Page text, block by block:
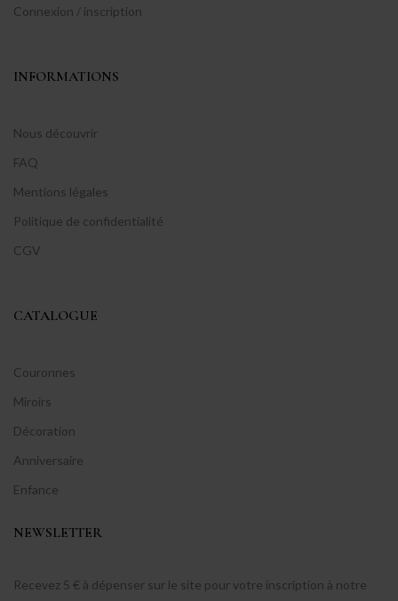
Connexion / inscription
INFORMATIONS
Nous découvrir
FAQ
Mentions légales
Politique de confidentialité
CGV
CATALOGUE
Couronnes
Miroirs
Décoration
Anniversaire
Enfance
NEWSLETTER
Recevez 5 € à dépenser sur le site pour votre inscription à notre